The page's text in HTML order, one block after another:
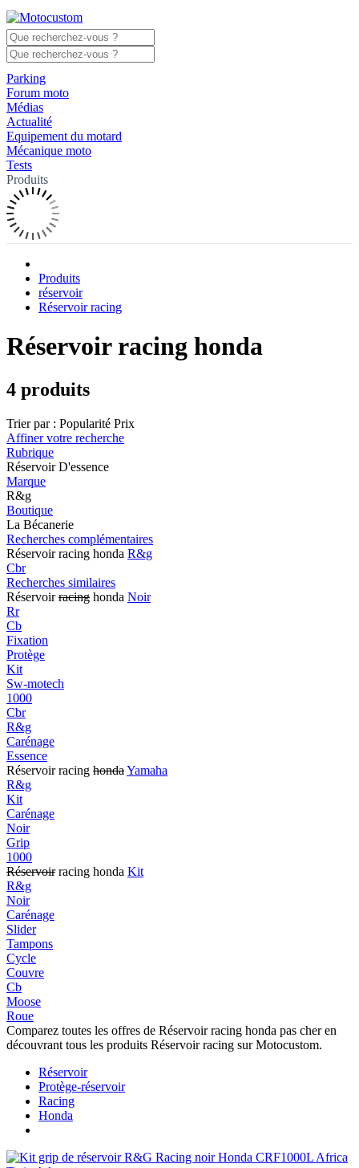
Parking
Forum moto
Médias
Actualité
Equipement du motard
Mécanique moto
Tests
Produits
Produits
réservoir
Réservoir racing
Réservoir racing honda
4 produits
Trier par : Popularité Prix
Affiner votre recherche
Rubrique
Réservoir D'essence
Marque
R&g
Boutique
La Bécanerie
Recherches complémentaires
Réservoir racing honda R&g
Cbr
Recherches similaires
Réservoirracing honda Noir
Rr
Cb
Fixation
Protège
Kit
Sw-motech
1000
Cbr
R&g
Carénage
Essence
Réservoir racing hondaYamaha
R&g
Kit
Carénage
Noir
Grip
1000
Réservoirracing honda Kit
R&g
Noir
Carénage
Slider
Tampons
Cycle
Couvre
Cb
Moose
Roue
Comparez toutes les offres de Réservoir racing honda pas cher en
découvrant tous les produits Réservoir racing sur Motocustom.
Réservoir
Protège-réservoir
Racing
Honda